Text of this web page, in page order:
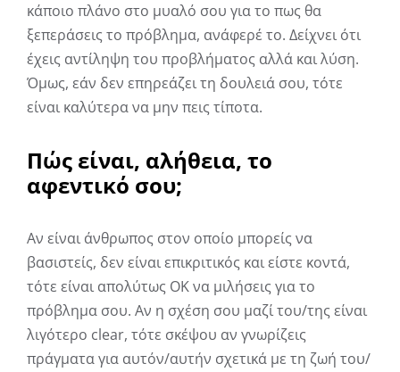
κάποιο πλάνο στο μυαλό σου για το πως θα
ξεπεράσεις το πρόβλημα, ανάφερέ το. Δείχνει ότι
έχεις αντίληψη του προβλήματος αλλά και λύση.
Όμως, εάν δεν επηρεάζει τη δουλειά σου, τότε
είναι καλύτερα να μην πεις τίποτα.
Πώς είναι, αλήθεια, το
αφεντικό σου;
Αν είναι άνθρωπος στον οποίο μπορείς να
βασιστείς, δεν είναι επικριτικός και είστε κοντά,
τότε είναι απολύτως ΟΚ να μιλήσεις για το
πρόβλημα σου. Αν η σχέση σου μαζί του/της είναι
λιγότερο clear, τότε σκέψου αν γνωρίζεις
πράγματα για αυτόν/αυτήν σχετικά με τη ζωή του/